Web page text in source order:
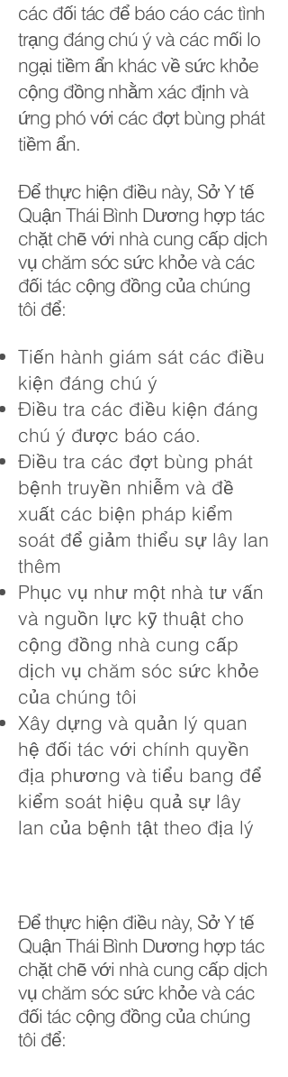
các đối tác để báo cáo các tình
trạng đáng chú ý và các mối lo
ngại tiềm ẩn khác về sức khỏe
cộng đồng nhằm xác định và
ứng phó với các đợt bùng phát
tiềm ẩn.
Để thực hiện điều này, Sở Y tế
Quận Thái Bình Dương hợp tác
chặt chẽ với nhà cung cấp dịch
vụ chăm sóc sức khỏe và các
đối tác cộng đồng của chúng
tôi để:
Tiến hành giám sát các điều
kiện đáng chú ý
Điều tra các điều kiện đáng
chú ý được báo cáo.
Điều tra các đợt bùng phát
bệnh truyền nhiễm và đề
xuất các biện pháp kiểm
soát để giảm thiểu sự lây lan
thêm
Phục vụ như một nhà tư vấn
và nguồn lực kỹ thuật cho
cộng đồng nhà cung cấp
dịch vụ chăm sóc sức khỏe
của chúng tôi
Xây dựng và quản lý quan
hệ đối tác với chính quyền
địa phương và tiểu bang để
kiểm soát hiệu quả sự lây
lan của bệnh tật theo địa lý
Để thực hiện điều này, Sở Y tế
Quận Thái Bình Dương hợp tác
chặt chẽ với nhà cung cấp dịch
vụ chăm sóc sức khỏe và các
đối tác cộng đồng của chúng
tôi để: